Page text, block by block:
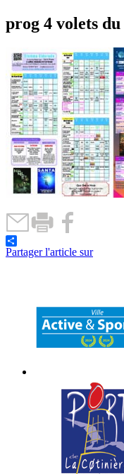
prog 4 volets
Partager l'article sur